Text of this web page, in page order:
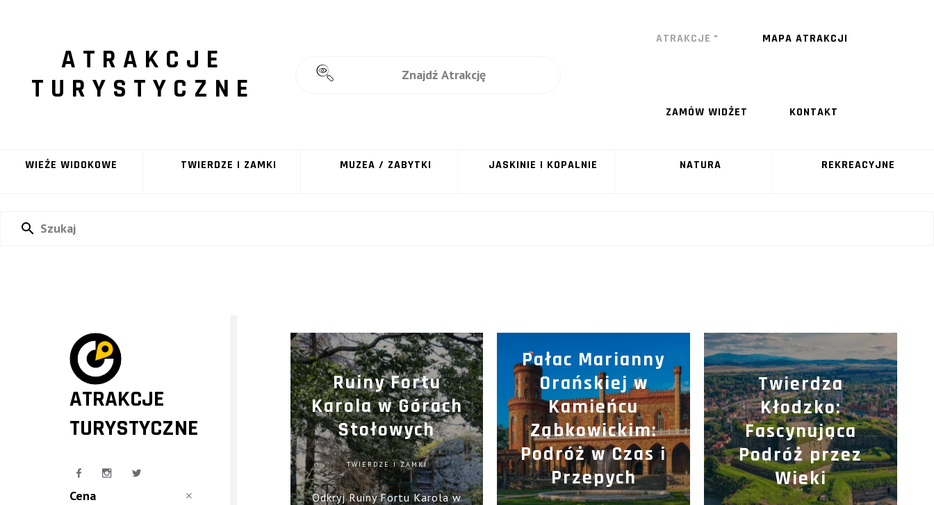
ATRAKCJE
TURYSTYCZNE
ATRAKCJE MAPA ATRAKCJI
ZAMÓW WIDŻET KONTAKT
WIEŻE WIDOKOWE TWIERDZE I ZAMKI MUZEA / ZABYTKI JASKINIE I KOPALNIE NATURA REKREACYJNE
ATRAKCJE
TURYSTYCZNE
Cena
Ruiny Fortu
Karola w Górach
Stołowych
TWIERDZE I ZAMKI
Odkryj Ruiny Fortu Karola w
Pałac Marianny
Orańskiej w
Kamieńcu
Ząbkowickim:
Podróż w Czas i
Przepych
Twierdza
Kłodzko:
Fascynująca
Podróż przez
Wieki